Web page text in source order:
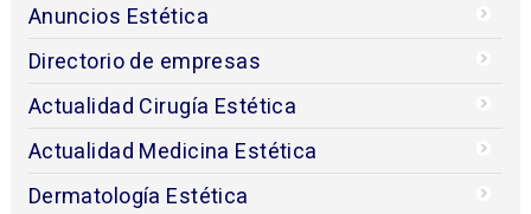
Anuncios Estética
Directorio de empresas
Actualidad Cirugía Estética
Actualidad Medicina Estética
Dermatología Estética